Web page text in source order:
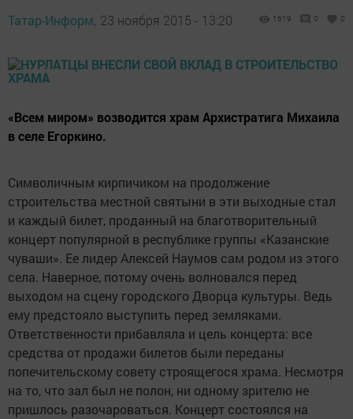
Татар-Информ, 23 ноября 2015 - 13:20 1619 0 0
«Всем миром» возводится храм Архистратига Михаила
в селе Егоркино.
Символичным кирпичиком на продолжение
строительства местной святыни в эти выходные стал
и каждый билет, проданный на благотворительный
концерт популярной в республике группы «Казанские
чуваши». Ее лидер Алексей Наумов сам родом из этого
села. Наверное, потому очень волновался перед
выходом на сцену городского Дворца культуры. Ведь
ему предстояло выступить перед земляками.
Ответственности прибавляла и цель концерта: все
средства от продажи билетов были переданы
попечительскому совету строящегося храма. Несмотря
на то, что зал был не полон, ни одному зрителю не
пришлось разочароваться. Концерт состоялся на